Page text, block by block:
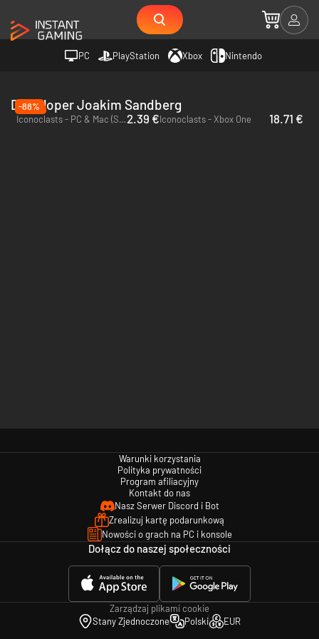
PC PlayStation Xbox Nintendo
Deweloper Joakim Sandberg
-88%
Iconoclasts - PC & Mac (Steam)2.39 €Iconoclasts - Xbox One 18.71 €
Warunki korzystania
Polityka prywatności
Program afiliacyjny
Kontakt do nas
Nasz Serwer Discord i Bot
Zrealizuj kartę podarunkową
Nowości o grach na PC i konsole
Dołącz do naszej społeczności
Zarządzaj plikami cookie
Stany Zjednoczone
Polski EUR